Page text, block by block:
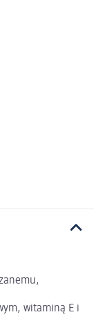
witaminą E i